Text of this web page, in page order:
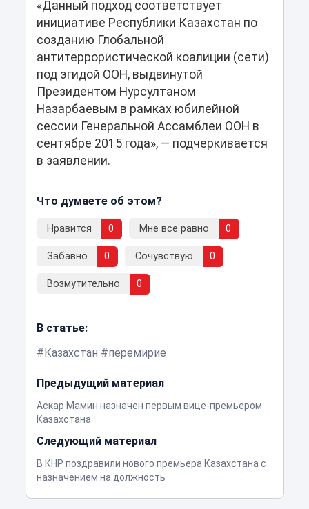
«Данный подход соответствует
инициативе Республики Казахстан по
созданию Глобальной
антитеррористической коалиции (сети)
под эгидой ООН, выдвинутой
Президентом Нурсултаном
Назарбаевым в рамках юбилейной
сессии Генеральной Ассамблеи ООН в
сентябре 2015 года», — подчеркивается
в заявлении.
Что думаете об этом?
Нравится 0 Мне все равно 0
Забавно 0 Сочувствую 0
Возмутительно 0
В статье:
Казахстан
перемирие
Предыдущий материал
Аскар Мамин назначен первым вице-премьером
Казахстана
Следующий материал
В КНР поздравили нового премьера Казахстана с
назначением на должность